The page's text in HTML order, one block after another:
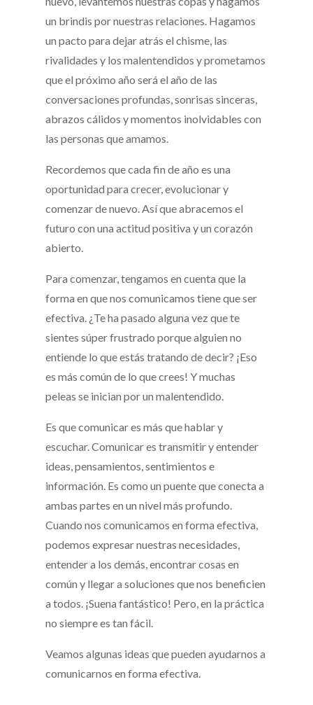
un brindis por nuestras relaciones. Hagamos
un pacto para dejar atrás el chisme, las
rivalidades y los malentendidos y prometamos
que el próximo año será el año de las
conversaciones profundas, sonrisas sinceras,
abrazos cálidos y momentos inolvidables con
las personas que amamos.
Recordemos que cada fin de año es una
oportunidad para crecer, evolucionar y
comenzar de nuevo. Así que abracemos el
futuro con una actitud positiva y un corazón
abierto.
Para comenzar, tengamos en cuenta que la
forma en que nos comunicamos tiene que ser
efectiva. ¿Te ha pasado alguna vez que te
sientes súper frustrado porque alguien no
entiende lo que estás tratando de decir? ¡Eso
es más común de lo que crees! Y muchas
peleas se inician por un malentendido.
Es que comunicar es más que hablar y
escuchar. Comunicar es transmitir y entender
ideas, pensamientos, sentimientos e
información. Es como un puente que conecta a
ambas partes en un nivel más profundo.
Cuando nos comunicamos en forma efectiva,
podemos expresar nuestras necesidades,
entender a los demás, encontrar cosas en
común y llegar a soluciones que nos beneficien
a todos. ¡Suena fantástico! Pero, en la práctica
no siempre es tan fácil.
Veamos algunas ideas que pueden ayudarnos a
comunicarnos en forma efectiva.